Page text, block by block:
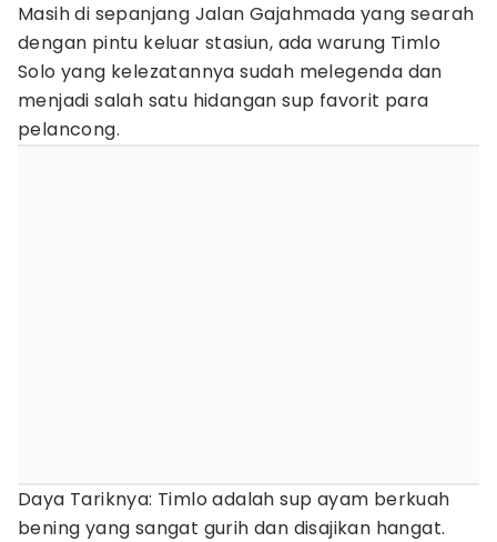
Masih di sepanjang Jalan Gajahmada yang searah
dengan pintu keluar stasiun, ada warung Timlo
Solo yang kelezatannya sudah melegenda dan
menjadi salah satu hidangan sup favorit para
pelancong.
Daya Tariknya: Timlo adalah sup ayam berkuah
bening yang sangat gurih dan disajikan hangat.